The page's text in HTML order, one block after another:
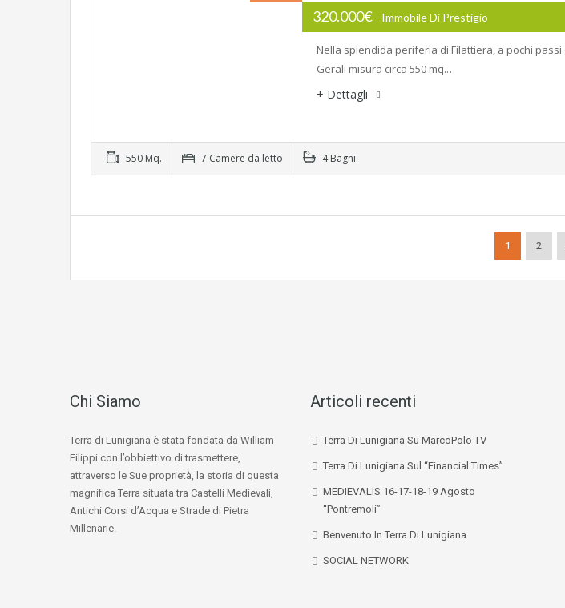
320.000€ - Immobile Di Prestigio
Nella splendida periferia di Filattiera, a pochi
Gerali misura circa 550 mq.…
+ Dettagli
550 Mq. 7 Camere da letto 4 Bagni
1 2
Chi Siamo
Terra di Lunigiana è stata fondata da William
Filippi con l’obbiettivo di trasmettere,
attraverso le Sue proprietà, la storia di questa
magnifica Terra situata tra Castelli Medievali,
Antichi Corsi d’Acqua e Strade di Pietra
Millenarie.
Articoli recenti
Terra Di Lunigiana Su MarcoPolo TV
Terra Di Lunigiana Sul “Financial Times”
MEDIEVALIS 16-17-18-19 Agosto
“Pontremoli”
Benvenuto In Terra Di Lunigiana
SOCIAL NETWORK